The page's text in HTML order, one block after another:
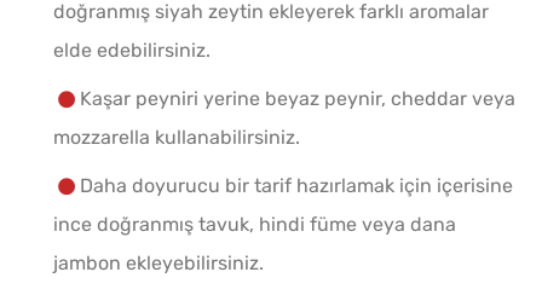
doğranmış siyah zeytin ekleyerek farklı aromalar
elde edebilirsiniz.
Kaşar peyniri yerine beyaz peynir, cheddar veya
mozzarella kullanabilirsiniz.
Daha doyurucu bir tarif hazırlamak için içerisine
ince doğranmış tavuk, hindi füme veya dana
jambon ekleyebilirsiniz.